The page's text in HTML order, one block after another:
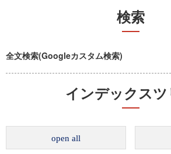
検索
全文検索(Googleカスタム検索)
インデックスツ
open all